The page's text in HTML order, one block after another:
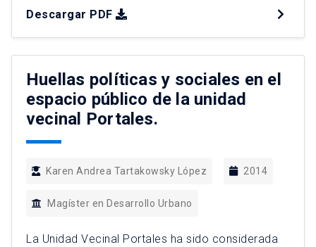
situación de escasez que enfrentan algunas
cuencas, en particular aquellas ubicadas al norte
de nuestro país. Sin embargo, la experiencia
señala que las normas, reglas […]
Descargar PDF
Huellas políticas y sociales en el
espacio público de la unidad
vecinal Portales.
Karen Andrea Tartakowsky López 2014
Magíster en Desarrollo Urbano
La Unidad Vecinal Portales ha sido considerada